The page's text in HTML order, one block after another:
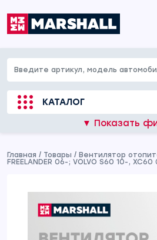
КАТАЛОГ
▼ Показать
Главная / Товары / Вентилятор
FREELANDER 06-; VOLVO S60 10-,